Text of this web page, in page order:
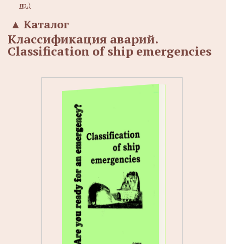
пр.)
Каталог
▲
Классификация аварий.
Classification of ship emergencies